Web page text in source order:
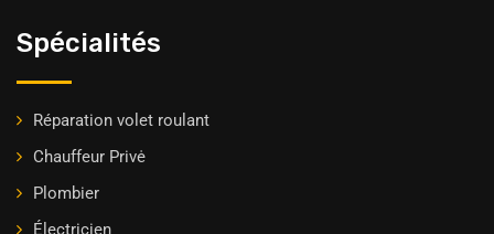
Spécialités
Réparation volet roulant
Chauffeur Privė
Plombier
Électricien